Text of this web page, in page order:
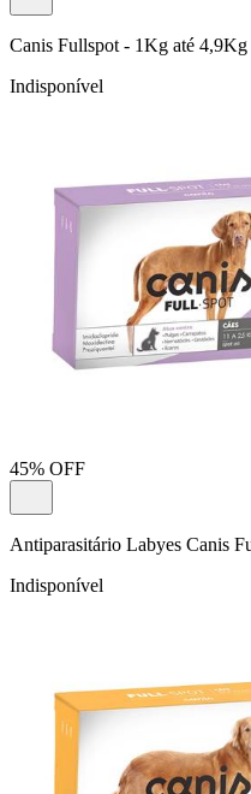
Canis Fullspot - 1Kg até 4,9Kg
Indisponível
45% OFF
Antiparasitário Labyes Canis
Indisponível